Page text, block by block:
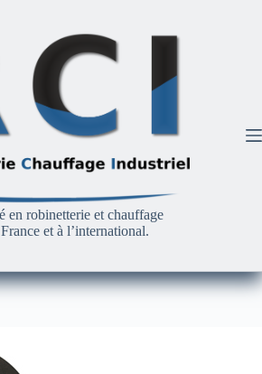
en robinetterie et chauffage
et à l’international.